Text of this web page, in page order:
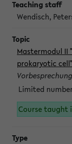
Wendisch,
Mastermodul II
prokaryotic cell"
Limited
Course taught